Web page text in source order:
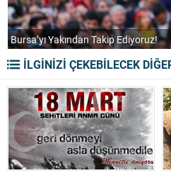
Bursa’yı Yakından Takip Ediyoruz!
İLGİNİZİ ÇEKEBİLECEK